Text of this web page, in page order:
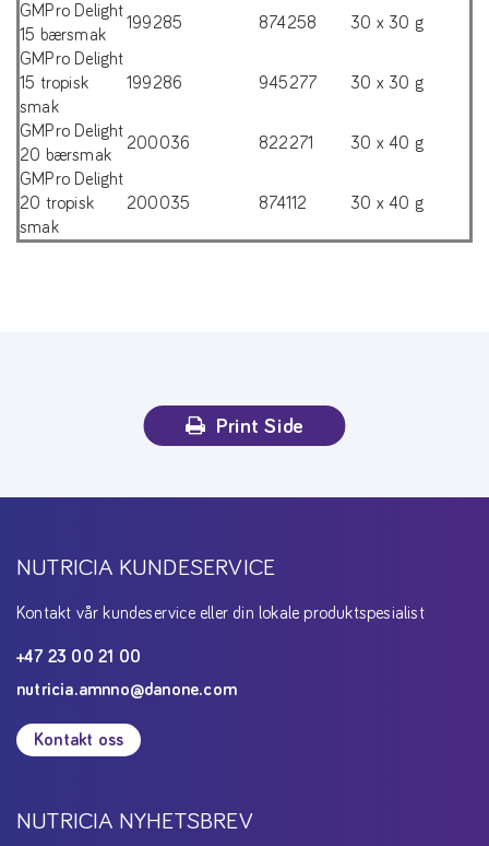
GMPro Delight
15 bærsmak
199285 874258 30 x 30 g
GMPro Delight
15 tropisk
smak
199286 945277 30 x 30 g
GMPro Delight
20 bærsmak
200036 822271 30 x 40 g
GMPro Delight
20 tropisk
smak
200035 874112 30 x 40 g
Print Side
NUTRICIA KUNDESERVICE
Kontakt vår kundeservice eller din lokale produktspesialist
+47 23 00 21 00
nutricia.amnno@danone.com
Kontakt oss
NUTRICIA NYHETSBREV